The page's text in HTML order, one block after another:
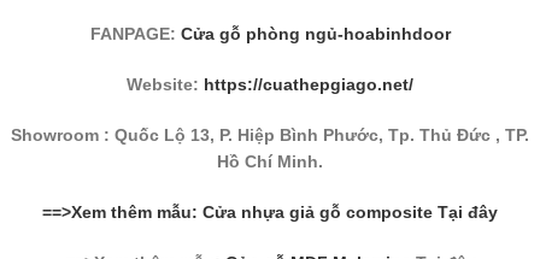
FANPAGE: Cửa gỗ phòng ngủ-hoabinhdoor
Website: https://cuathepgiago.net/
Showroom : Quốc Lộ 13, P. Hiệp Bình Phước, Tp. Thủ Đức , TP.
Hồ Chí Minh.
==>Xem thêm mẫu: Cửa nhựa giả gỗ composite Tại đây